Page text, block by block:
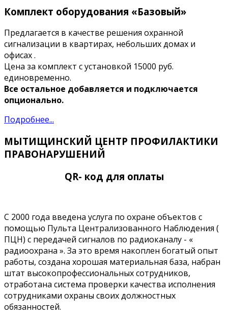
Комплект оборудования «Базовый»
Предлагается в качестве решения охранной
сигнализации в квартирах, небольших домах и
офисах .
Цена за комплект с установкой 15000 руб.
единовременно.
Все остальное добавляется и подключается
опционально.
Подробнее...
МЫТИЩИНСКИЙ ЦЕНТР ПРОФИЛАКТИКИ
ПРАВОНАРУШЕНИЙ
QR- код для оплаты
С 2000 года введена услуга по охране объектов с
помощью Пульта Централизованного Наблюдения (
ПЦН) с передачей сигналов по радиоканалу - «
радиоохрана ». За это время накоплен богатый опыт
работы, создана хорошая материальная база, набран
штат высокопрофессиональных сотрудников,
отработана система проверки качества исполнения
сотрудниками охраны своих должностных
обязанностей.